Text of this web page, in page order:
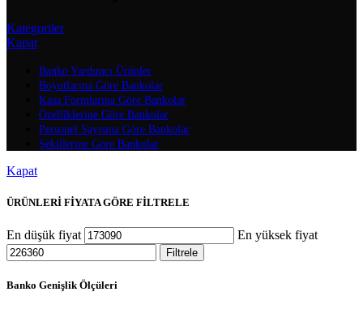
Kategoriler
Kapat
Banko Yardımcı Ürünler
Boyutlarına Göre Bankolar
Kasa Formlarına Göre Bankolar
Özelliklerine Göre Bankolar
Personel Sayısına Göre Bankolar
Şekillerine Göre Bankolar
Kapat
ÜRÜNLERİ FİYATA GÖRE FİLTRELE
En düşük fiyat En yüksek fiyat
Filtrele
Banko Genişlik Ölçüleri